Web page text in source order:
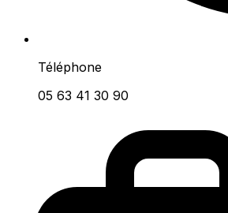
Téléphone
05 63 41 30 90